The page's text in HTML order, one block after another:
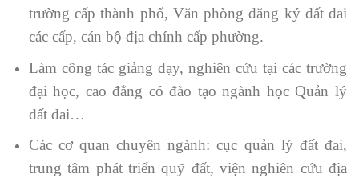
trường cấp thành phố, Văn phòng đăng ký đất đai
các cấp, cán bộ địa chính cấp phường.
Làm công tác giảng dạy, nghiên cứu tại các trường
đại học, cao đẳng có đào tạo ngành học Quản lý
đất đai…
Các cơ quan chuyên ngành: cục quản lý đất đai,
trung tâm phát triển quỹ đất, viện nghiên cứu địa